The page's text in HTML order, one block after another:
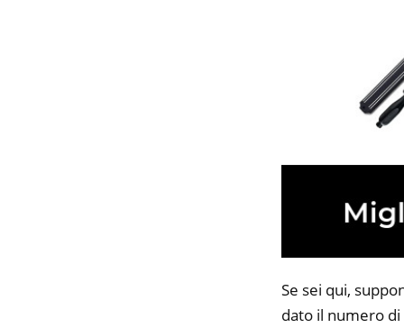
Se sei qui,
dato il numero